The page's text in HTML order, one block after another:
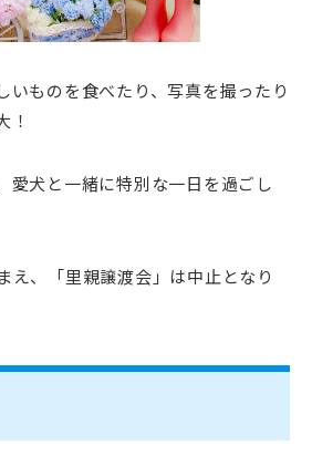
いものを食べたり、写真を撮ったり
！
愛犬と一緒に特別な一日を過ごし
え、「里親譲渡会」は中止となり